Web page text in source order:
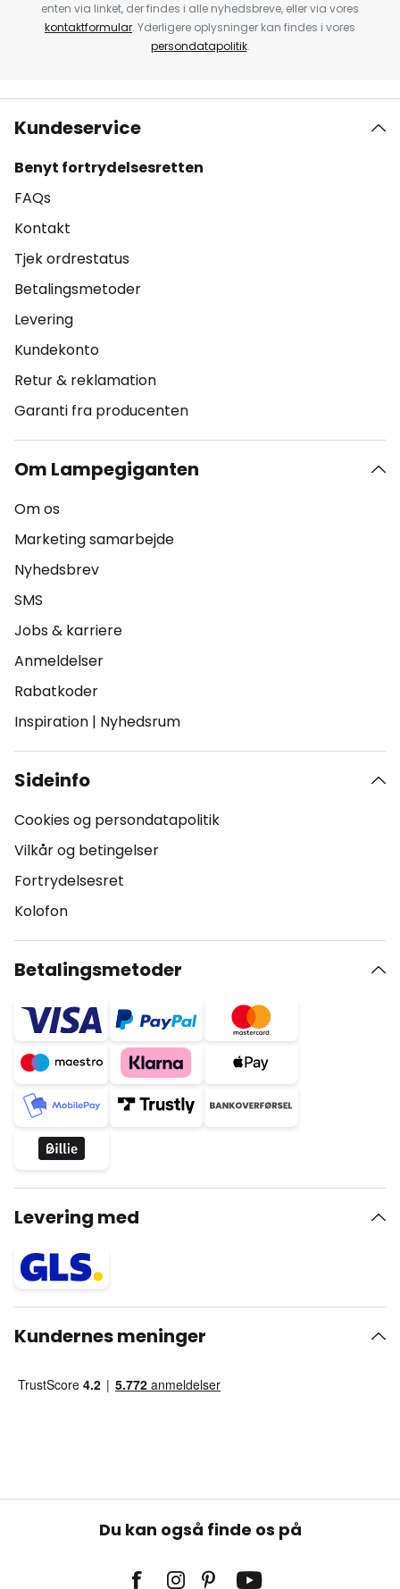
enten via linket, der findes i alle nyhedsbreve, eller via vores
kontaktformular. Yderligere oplysninger kan findes i vores
persondatapolitik.
Kundeservice
Benyt fortrydelsesretten
FAQs
Kontakt
Tjek ordrestatus
Betalingsmetoder
Levering
Kundekonto
Retur & reklamation
Garanti fra producenten
Om Lampegiganten
Om os
Marketing samarbejde
Nyhedsbrev
SMS
Jobs & karriere
Anmeldelser
Rabatkoder
Inspiration | Nyhedsrum
Sideinfo
Cookies og persondatapolitik
Vilkår og betingelser
Fortrydelsesret
Kolofon
Betalingsmetoder
Levering med
Kundernes meninger
Du kan også finde os på